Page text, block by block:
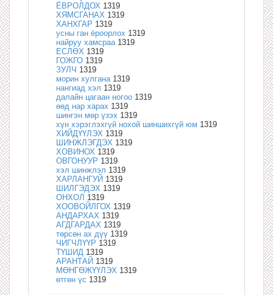
ЁВРОЛДОХ 1319
ХЯМСГАНАХ 1319
ХАНХГАР 1319
усны ган ёроорлох 1319
найруу хамсраа 1319
ЕСЛӨХ 1319
ГОЖГО 1319
ЗУЛЧ 1319
морин хулгана 1319
нангиад хэл 1319
далайн цагаан ногоо 1319
өөд нар харах 1319
шингэн мөр үзэх 1319
хүн хэрэглэхгүй нохой шиншихгүй юм 1319
ХИЙДҮҮЛЭХ 1319
ШИНЖЛЭГДЭХ 1319
ХОВИНОХ 1319
ОВГОНУУР 1319
хэл шинжлэл 1319
ХАРЛАНГУЙ 1319
ШИЛГЭДЭХ 1319
ОНХОЛ 1319
ХООВОЙЛГОХ 1319
АНДАРХАХ 1319
АГДГАРДАХ 1319
төрсөн ах дүү 1319
ЧИГЧЛҮҮР 1319
ТҮШИД 1319
АРАНТАЙ 1319
МӨНГӨЖҮҮЛЭХ 1319
өтгөн үс 1319